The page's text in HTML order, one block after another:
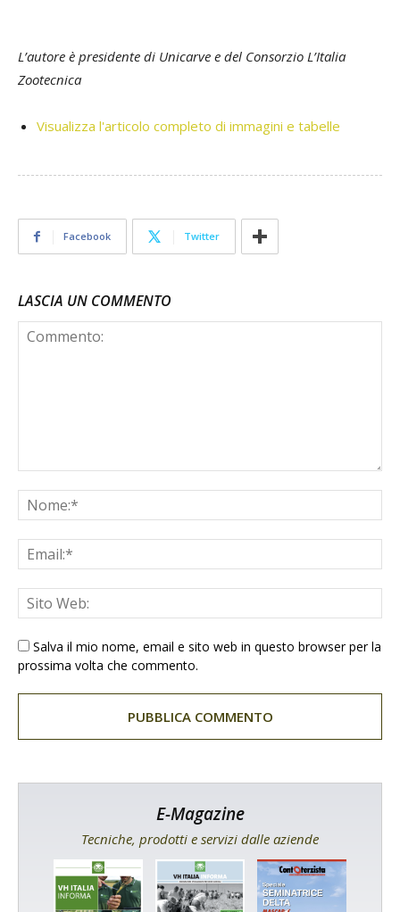
L’autore è presidente di Unicarve e del Consorzio L’Italia
Zootecnica
Visualizza l'articolo completo di immagini e tabelle
Facebook Twitter
LASCIA UN COMMENTO
Salva il mio nome, email e sito web in questo browser per la
prossima volta che commento.
E-Magazine
Tecniche, prodotti e servizi dalle aziende